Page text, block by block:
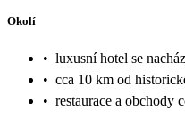
Okolí
• luxusní hotel se
• cca 10 km od
• restaurace a obchody